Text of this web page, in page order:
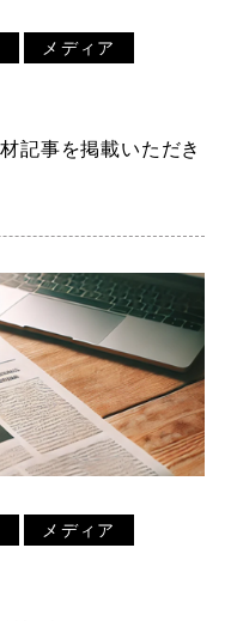
メディア
記事を掲載いただき
メディア